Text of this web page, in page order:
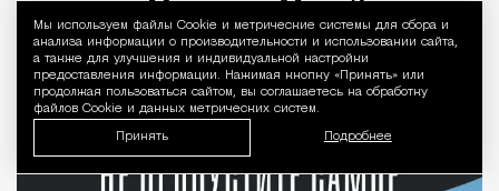
Уведомление
Мы используем файлы Сookie и метрические системы для сбора и
анализа информации о производительности и использовании сайта,
а также для улучшения и индивидуальной настройки
предоставления информации. Нажимая кнопку «Принять» или
продолжая пользоваться сайтом, вы соглашаетесь на обработку
файлов Cookie и данных метрических систем.
Принять Подробнее